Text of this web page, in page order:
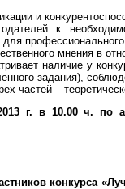
и
к
мнения в
наличие у
задания),
частей –
г. в 10.00 ч.
конкурса